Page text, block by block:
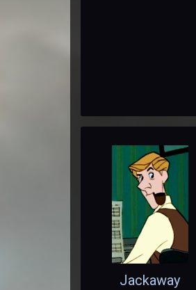
Jackaway